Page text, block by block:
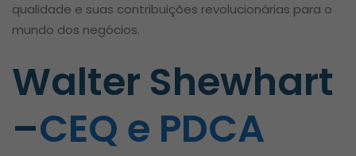
qualidade e suas contribuições revolucionárias para o
mundo dos negócios.
Walter Shewhart
–CEQ e PDCA